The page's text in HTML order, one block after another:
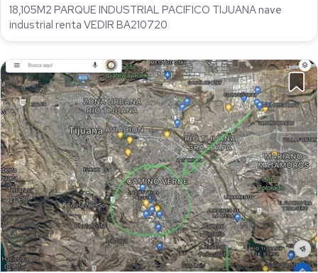
18,105M2 PARQUE INDUSTRIAL PACIFICO TIJUANA nave
industrial renta VEDIR BA210720